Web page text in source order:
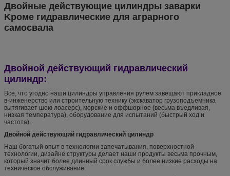
Двойные действующие цилиндры заварки
Kроме гидравлические для аграрного
самосвала
Двойной действующий гидравлический
цилиндр:
Все, что угодно наши цилиндры управления рулем завещают прикладное
в-инженерство или строительную технику (экскаватор грузоподъемника
вытягивает шею лоасерс), морские и оффшорное (весьма въедливая,
низкая температура), оборудование для испытаний (быстрый ход и
частота).
Двойной действующий гидравлический цилиндр
Наш богатый опыт в технологии запечатывания, поверхностной
технологии, дизайне структуры делает наши продукты весьма прочным,
который значит более длинный срок службы и более низкие расходы на
техническое обслуживание.